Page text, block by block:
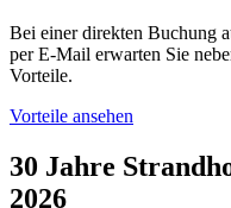
Bei einer direkten Buchung
per E-Mail erwarten Sie
Vorteile.
Vorteile ansehen
30 Jahre
2026